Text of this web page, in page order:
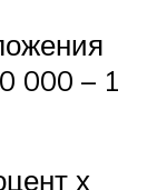
000 – 1
х